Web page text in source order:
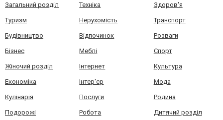
Загальний розділ Техніка Здоров'я
Туризм Нерухомість Транспорт
Будівництво Відпочинок Розваги
Бізнес Меблі Спорт
Жіночий розділ Інтернет Культура
Економіка Інтер'єр Мода
Кулінарія Послуги Родина
Подорожі Робота Дитячий розділ